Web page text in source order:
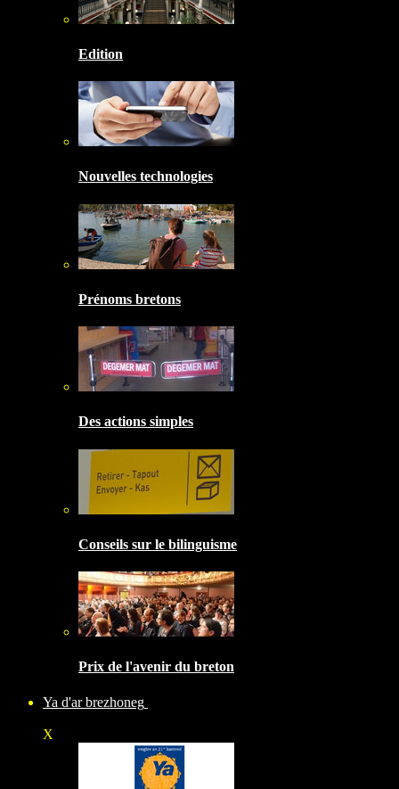
Edition
Nouvelles technologies
Prénoms bretons
Des actions simples
Conseils sur le bilinguisme
Prix de l'avenir du breton
Ya d'ar brezhoneg
X